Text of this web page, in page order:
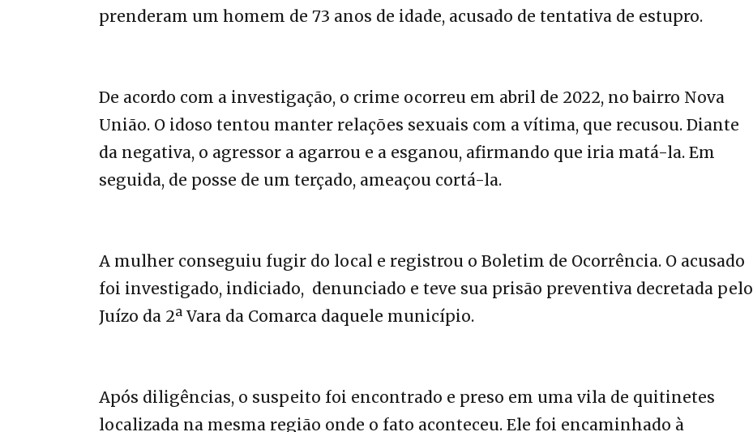
prenderam um homem de 73 anos de idade, acusado de tentativa de estupro.
De acordo com a investigação, o crime ocorreu em abril de 2022, no bairro Nova
União. O idoso tentou manter relações sexuais com a vítima, que recusou. Diante
da negativa, o agressor a agarrou e a esganou, afirmando que iria matá-la. Em
seguida, de posse de um terçado, ameaçou cortá-la.
A mulher conseguiu fugir do local e registrou o Boletim de Ocorrência. O acusado
foi investigado, indiciado, denunciado e teve sua prisão preventiva decretada pelo
Juízo da 2ª Vara da Comarca daquele município.
Após diligências, o suspeito foi encontrado e preso em uma vila de quitinetes
localizada na mesma região onde o fato aconteceu. Ele foi encaminhado à